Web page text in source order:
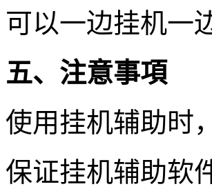
可以一边挂机一
五、注意事項
使用挂机辅助时
保证挂机辅助软